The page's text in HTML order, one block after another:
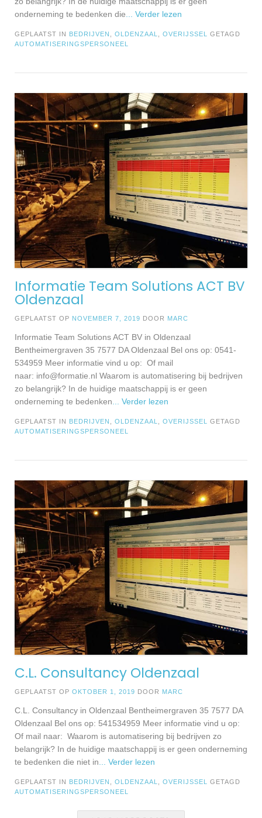
onderneming te bedenken die ... Verder lezen
GEPLAATST IN BEDRIJVEN OLDENZAAL OVERIJSSEL
GETAGD
AUTOMATISERINGSPERSONEEL
Informatie Team Solutions ACT BV
Oldenzaal
GEPLAATST OP NOVEMBER 7, 2019 DOOR MARC
Informatie Team Solutions ACT BV in Oldenzaal
Bentheimergraven 35 7577 DA Oldenzaal Bel ons op: 0541-
534959 Meer informatie vind u op: Of mail
naar: info@formatie.nl Waarom is automatisering bij bedrijven
zo belangrijk? In de huidige maatschappij is er geen
onderneming te bedenken ... Verder lezen
GEPLAATST IN BEDRIJVEN OLDENZAAL OVERIJSSEL
GETAGD
AUTOMATISERINGSPERSONEEL
C.L. Consultancy Oldenzaal
GEPLAATST OP OKTOBER 1, 2019 DOOR MARC
C.L. Consultancy in Oldenzaal Bentheimergraven 35 7577 DA
Oldenzaal Bel ons op: 541534959 Meer informatie vind u op:
Of mail naar: Waarom is automatisering bij bedrijven zo
belangrijk? In de huidige maatschappij is er geen onderneming
te bedenken die niet in ... Verder lezen
GEPLAATST IN BEDRIJVEN OLDENZAAL OVERIJSSEL
GETAGD
AUTOMATISERINGSPERSONEEL